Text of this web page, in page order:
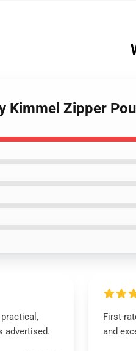
Kimmel Zipper
advertised.
First-
and